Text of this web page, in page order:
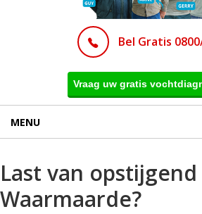
Bel Gratis
Vraag uw gratis
MENU
Last van
Waarmaarde?